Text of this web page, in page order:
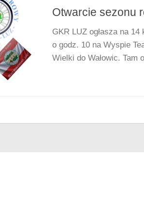
Otwarcie sezonu
GKR LUZ ogłasza na
o godz. 10 na Wyspie
Wielki do Wałowic. Tam